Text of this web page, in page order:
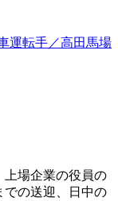
運転手／高田馬場
場企業の役員の
の送迎、日中の